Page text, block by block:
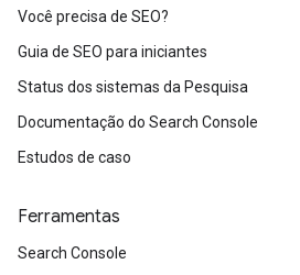
Você precisa de SEO?
Guia de SEO para iniciantes
Status dos sistemas da Pesquisa
Documentação do Search Console
Estudos de caso
Ferramentas
Search Console